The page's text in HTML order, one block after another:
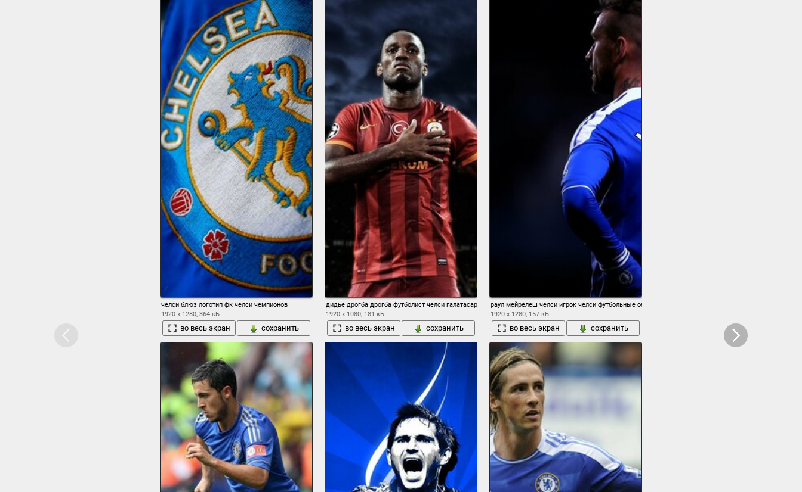
челси блюз логотип фк челси чемпионов
1920 x 1280, 364 кБ
во весь экран сохранить
дидье дрогба дрогба футболист челси галатасарай
1920 x 1080, 181 кБ
во весь экран сохранить
раул мейрелеш челси игрок челси футбольные обои
1920 x 1280, 157 кБ
во весь экран сохранить